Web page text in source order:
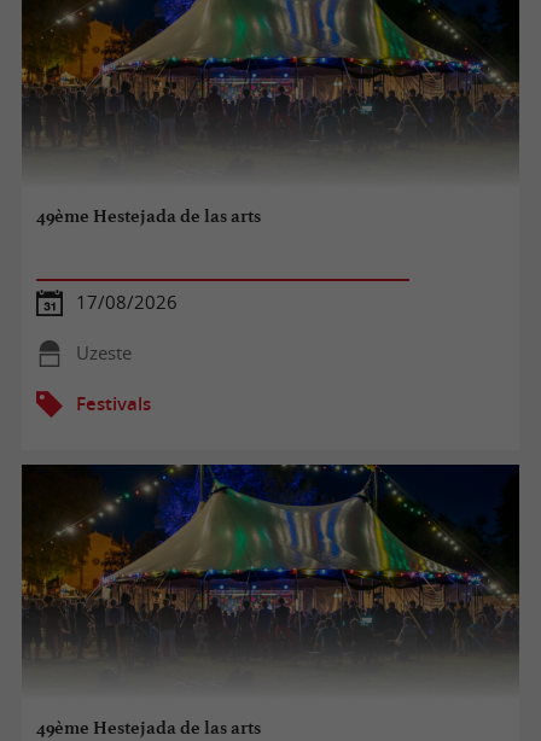
49ème Hestejada de las arts
17/08/2026
Uzeste
Festivals
49ème Hestejada de las arts